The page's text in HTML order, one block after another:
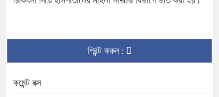
প্রিন্ট করুন :
কমেন্ট বক্স